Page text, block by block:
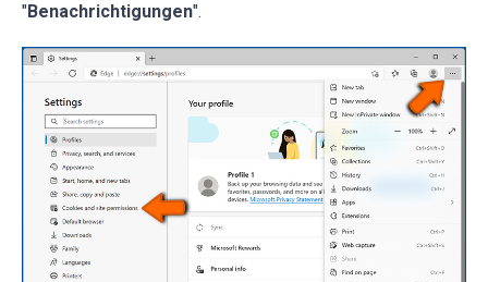
"Benachrichtigungen".